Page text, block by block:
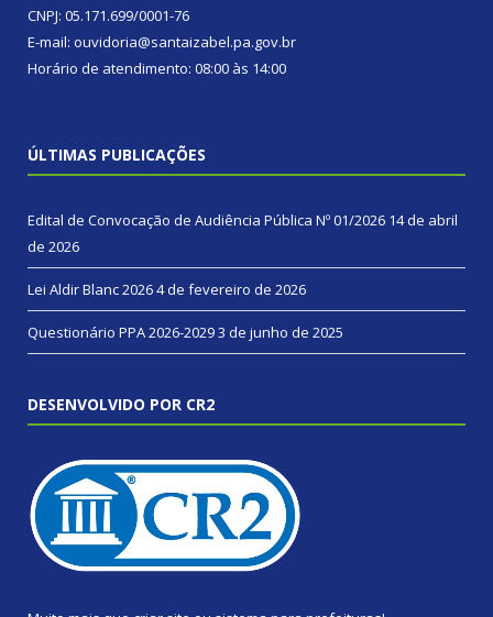
CNPJ: 05.171.699/0001-76
E-mail: ouvidoria@santaizabel.pa.gov.br
Horário de atendimento: 08:00 às 14:00
ÚLTIMAS PUBLICAÇÕES
Edital de Convocação de Audiência Pública Nº 01/2026 14 de abril
de 2026
Lei Aldir Blanc 20264 de fevereiro de 2026
Questionário PPA 2026-20293 de junho de 2025
DESENVOLVIDO POR CR2